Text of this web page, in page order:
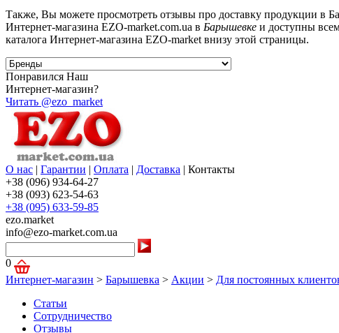
Также, Вы можете просмотреть отзывы про доставку продукции
Интернет-магазина EZO-market.com.ua в Барышевке и доступны
каталога Интернет-магазина EZO-market внизу этой страницы.
Понравился Наш
Интернет-магазин?
Читать @ezo_market
О нас | Гарантии | Оплата | Доставка | Контакты
+38 (096) 934-64-27
+38 (093) 623-54-63
+38 (095) 633-59-85
ezo.market
info@ezo-market.com.ua
0
Интернет-магазин > Барышевка > Акции > Для постоянных
Статьи
Сотрудничество
Отзывы